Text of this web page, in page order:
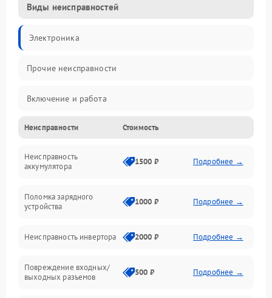
Виды неисправностей
Электроника
Прочие неисправности
Включение и работа
Работа с нагрузкой
Звук и индикация
Механические повреждения
Неисправности Стоимость
Неисправность
аккумулятора
1500 ₽ Подробнее →
Поломка зарядного
устройства
1000 ₽ Подробнее →
Неисправность инвертора 2000 ₽ Подробнее →
Повреждение входных/
выходных разъемов
500 ₽ Подробнее →